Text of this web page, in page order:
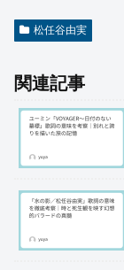
松任谷由実
関連記事